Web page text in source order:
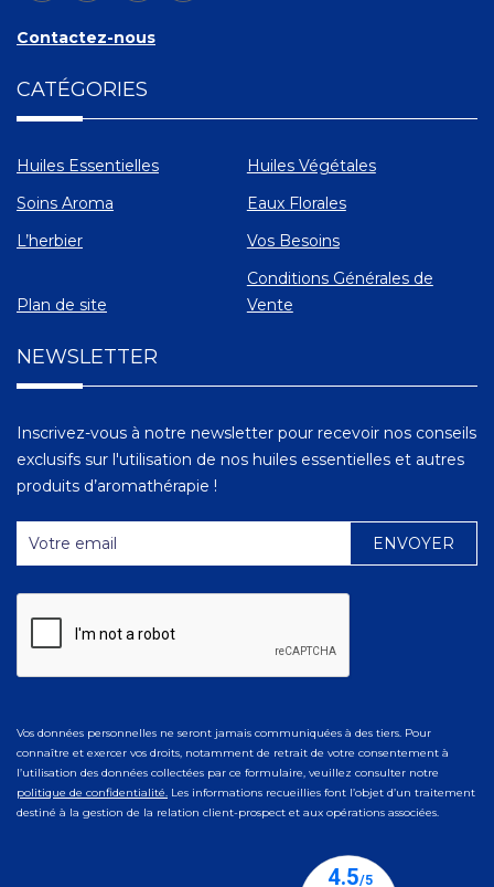
Contactez-nous
CATÉGORIES
Huiles Essentielles
Huiles Végétales
Soins Aroma
Eaux Florales
L’herbier
Vos Besoins
Plan de site
Conditions Générales de
Vente
NEWSLETTER
Inscrivez-vous à notre newsletter pour recevoir nos conseils
exclusifs sur l'utilisation de nos huiles essentielles et autres
produits d’aromathérapie !
Vos données personnelles ne seront jamais communiquées à des tiers. Pour
connaître et exercer vos droits, notamment de retrait de votre consentement à
l’utilisation des données collectées par ce formulaire, veuillez consulter notre
politique de confidentialité. Les informations recueillies font l’objet d’un traitement
destiné à la gestion de la relation client-prospect et aux opérations associées.